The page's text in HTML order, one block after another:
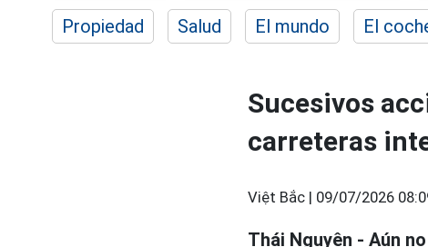
Propiedad
Salud El mundo El
Sucesivos
carreteras
Việt Bắc | 09/07/2026
Thái Nguyên - Aún